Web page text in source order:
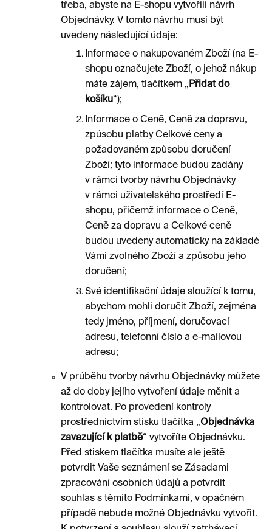
třeba, abyste na E-shopu vytvořili návrh
Objednávky. V tomto návrhu musí být
uvedeny následující údaje:
Informace o nakupovaném Zboží (na E-
shopu označujete Zboží, o jehož nákup
máte zájem, tlačítkem „ Přidat do
košíku“);
Informace o Ceně, Ceně za dopravu,
způsobu platby Celkové ceny a
požadovaném způsobu doručení
Zboží; tyto informace budou zadány
v rámci tvorby návrhu Objednávky
v rámci uživatelského prostředí E-
shopu, přičemž informace o Ceně,
Ceně za dopravu a Celkové ceně
budou uvedeny automaticky na základě
Vámi zvolného Zboží a způsobu jeho
doručení;
Své identifikační údaje sloužící k tomu,
abychom mohli doručit Zboží, zejména
tedy jméno, příjmení, doručovací
adresu, telefonní číslo a e-mailovou
adresu;
V průběhu tvorby návrhu Objednávky můžete
až do doby jejího vytvoření údaje měnit a
kontrolovat. Po provedení kontroly
prostřednictvím stisku tlačítka „Objednávka
zavazující k platbě“ vytvoříte Objednávku.
Před stiskem tlačítka musíte ale ještě
potvrdit Vaše seznámení se Zásadami
zpracování osobních údajů a potvrdit
souhlas s těmito Podmínkami, v opačném
případě nebude možné Objednávku vytvořit.